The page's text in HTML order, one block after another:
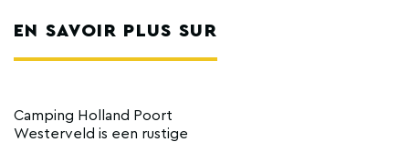
EN SAVOIR PLUS SUR
Camping Holland Poort
Westerveld is een rustige